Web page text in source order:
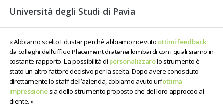
Università degli Studi di Pavia
Abbiamo scelto Edustar perchè abbiamo ricevuto ottimi feedback
da colleghi dell’ufficio Placement di atenei lombardi con i quali siamo in
costante rapporto. La possibilità di personalizzarelo strumento è
stato un altro fattore decisivo per la scelta. Dopo avere conosciuto
direttamente lo staff dell’azienda, abbiamo avuto un’ottima
impressione sia dello strumento proposto che del loro approccio al
cliente.